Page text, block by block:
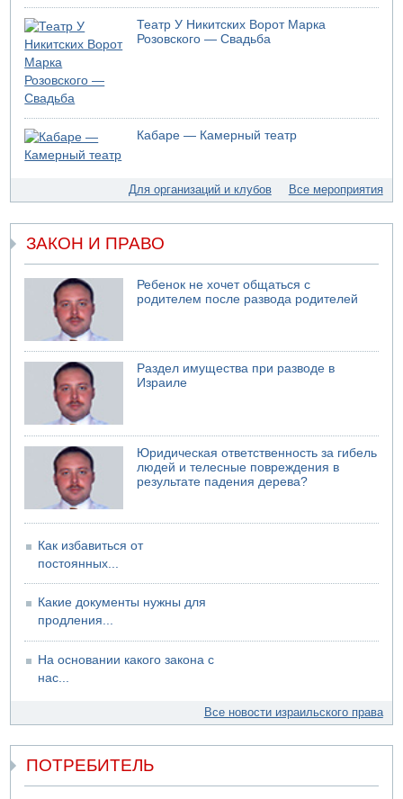
05.08.2026 13:32
В России горят новые склады
05.08.2026 10:19
Хуситы сообщают об атаке по Саудовскому танкеру
05.08.2026 10:16
Левые активисты пытались ворваться в офис
"Религиозного сионизма"
05.08.2026 06:42
05.08.2026 06:41
Театр У Никитских Ворот Марка
Розовского — Свадьба
Кабаре — Камерный театр
Для организаций и клубов Все мероприятия
ЗАКОН И ПРАВО
Ребенок не хочет общаться с
родителем после развода родителей
Раздел имущества при разводе в
Израиле
Юридическая ответственность за гибель
людей и телесные повреждения в
результате падения дерева?
Как избавиться от
постоянных...
Какие документы нужны для
продления...
На основании какого закона с
нас...
Все новости израильского права
ПОТРЕБИТЕЛЬ